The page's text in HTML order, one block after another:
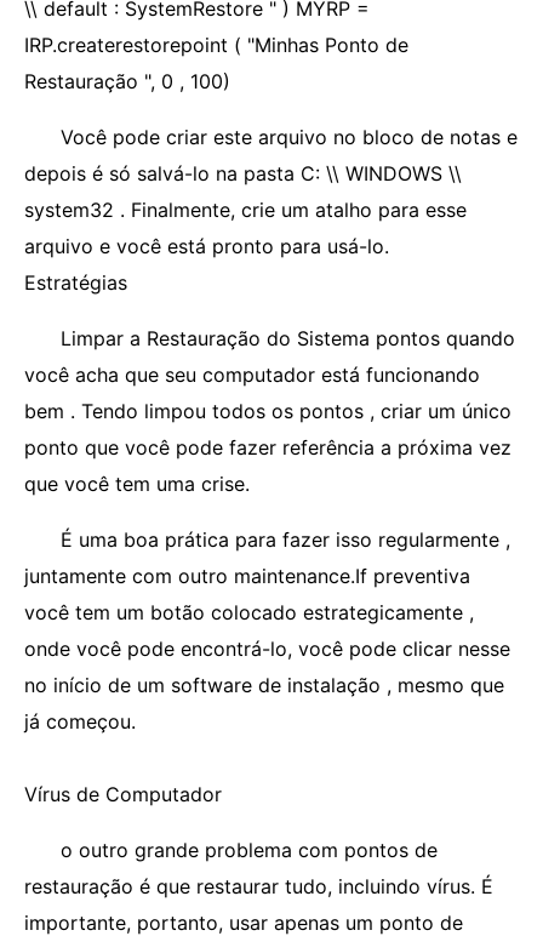
\\ default : SystemRestore " ) MYRP =
IRP.createrestorepoint ( "Minhas Ponto de
Restauração ", 0 , 100)
Você pode criar este arquivo no bloco de notas e
depois é só salvá-lo na pasta C: \\ WINDOWS \\
system32 . Finalmente, crie um atalho para esse
arquivo e você está pronto para usá-lo.
Estratégias
Limpar a Restauração do Sistema pontos quando
você acha que seu computador está funcionando
bem . Tendo limpou todos os pontos , criar um único
ponto que você pode fazer referência a próxima vez
que você tem uma crise.
É uma boa prática para fazer isso regularmente ,
juntamente com outro maintenance.If preventiva
você tem um botão colocado estrategicamente ,
onde você pode encontrá-lo, você pode clicar nesse
no início de um software de instalação , mesmo que
já começou.
Vírus de Computador
o outro grande problema com pontos de
restauração é que restaurar tudo, incluindo vírus. É
importante, portanto, usar apenas um ponto de